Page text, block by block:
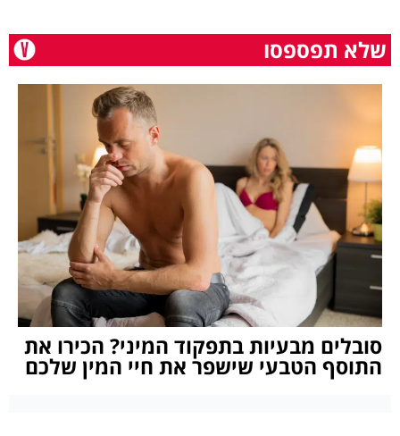
שלא תפספסו
סובלים מבעיות בתפקוד המיני? הכירו את
התוסף הטבעי שישפר את חיי המין שלכם